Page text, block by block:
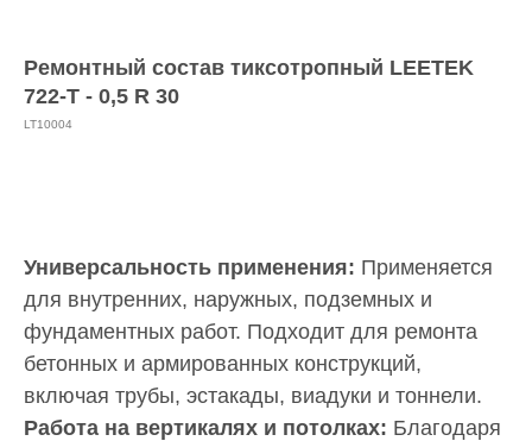
Ремонтный состав тиксотропный LEETEK
722-Т - 0,5 R 30
LT10004
Универсальность применения: Применяется
для внутренних, наружных, подземных и
фундаментных работ. Подходит для ремонта
бетонных и армированных конструкций,
включая трубы, эстакады, виадуки и тоннели.
Работа на вертикалях и потолках: Благодаря